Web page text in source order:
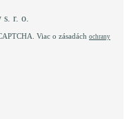
s. r. o.
Viac o zásadách ochrany